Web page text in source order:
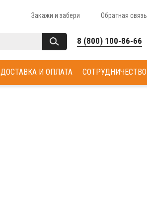
Закажи и забери Обратная связь
8 (800) 100-86-66
СОТРУДНИЧЕСТВО
ДОСТАВКА И ОПЛАТА